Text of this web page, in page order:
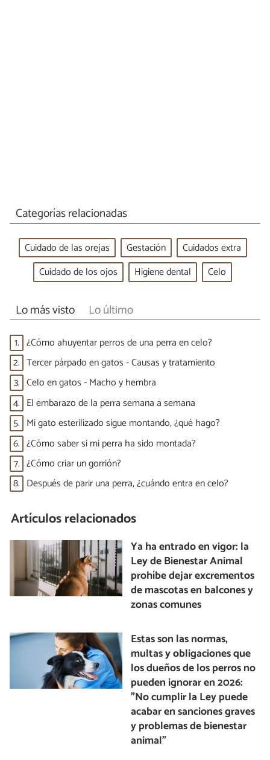
Categorías relacionadas
Cuidado de las orejas Gestación
Cuidados extra
Cuidado de los ojos
Higiene dental Celo
Lo más visto Lo último
1. ¿Cómo ahuyentar perros de una perra en celo?
2. Tercer párpado en gatos - Causas y tratamiento
3. Celo en gatos - Macho y hembra
4. El embarazo de la perra semana a semana
5. Mi gato esterilizado sigue montando, ¿qué hago?
6. ¿Cómo saber si mi perra ha sido montada?
7. ¿Cómo criar un gorrión?
8. Después de parir una perra, ¿cuándo entra en celo?
Artículos relacionados
Ya ha entrado en vigor: la
Ley de Bienestar Animal
prohíbe dejar excrementos
de mascotas en balcones y
zonas comunes
Estas son las normas,
multas y obligaciones que
los dueños de los perros no
pueden ignorar en 2026:
"No cumplir la Ley puede
acabar en sanciones graves
y problemas de bienestar
animal"